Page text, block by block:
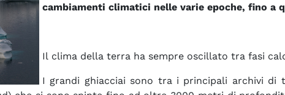
cambiamenti climatici nelle varie epoche, fino a
Il clima della terra ha sempre oscillato tra fasi
I grandi ghiacciai sono tra i principali archivi di